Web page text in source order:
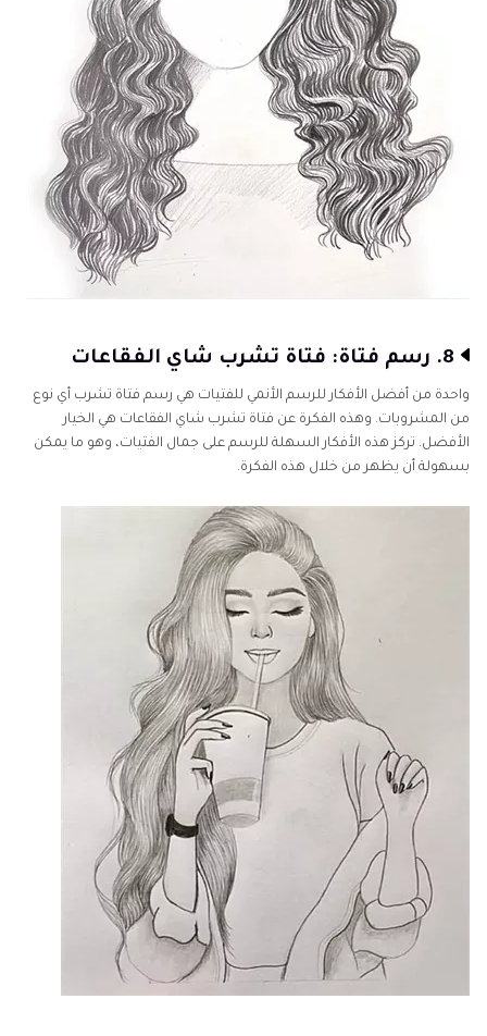
8. رسم فتاة: فتاة تشرب شاي الفقاعات
واحدة من أفضل الأفكار للرسم الأنمي للفتيات هي رسم فتاة تشرب أي نوع
من المشروبات. وهذه الفكرة عن فتاة تشرب شاي الفقاعات هي الخيار
الأفضل. تركز هذه الأفكار السهلة للرسم على جمال الفتيات، وهو ما يمكن
بسهولة أن يظهر من خلال هذه الفكرة.